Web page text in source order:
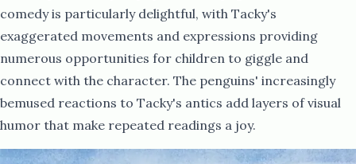
comedy is particularly delightful, with Tacky's
exaggerated movements and expressions providing
numerous opportunities for children to giggle and
connect with the character. The penguins' increasingly
bemused reactions to Tacky's antics add layers of visual
humor that make repeated readings a joy.​​​​‌ ‍ ​‍​‍‌‍ ‌ ​‍‌‍‍‌‌‍‌ ‌‍‍‌‌‍ ‍​‍​‍​ ‍‍​‍​‍‌ ​ ‌‍​‌‌‍ ‍‌‍‍‌‌ ‌​‌ ‍‌​‍ ‍‌‍‍‌‌‍ ​‍​‍​‍ ​​‍​‍‌‍‍​‌ ​‍‌‍‌‌‌‍‌‍​‍​‍​ ‍‍​‍​‍‌‍‍​‌ ‌​‌ ‌​‌ ​​‌ ​ ​ ‍‍​‍ ​‍ ‌ ​​‌‍‍‌‌‍​ ‌ ‌​‌ ‌‌‌ ​‍‌‍‌‌‌‍​‍‌‍ ‌‍ ‌‍‍ ‌ ​‍‌‍‌‌‌ ‌‍‌‍‍‌‌‍‌‌‌ ‌ ​‍ ‍‌ ​ ‌‍​‌‌‍ ‍‌‍‍‌‌ ‌​‌ ‍‌​‍ ‍‌ ​ ‌ ‌​‌ ‌‌‌‍‌​‌‍‍‌‌‍ ​‍ ‌‍‍‌‌‍ ‍‌ ‌​‌‍‌‌‌‍ ‍‌ ‌​​‍ ‌‍‌‌‌‍‌​‌‍‍‌‌ ‌​​‍ ‌‍ ‌‌‍ ‌‍‌​‌‍‌‌​ ‌‌ ​​‌ ​‍‌‍‌‌‌ ​ ‌‍‌‌‌‍ ‍‌ ‌​‌‍​‌‌ ‌​‌‍‍‌‌‍ ‌‍ ‍​ ‍ ‌‍‍‌‌‍‌​​ ‌‌‍ ‌‌​ ‌ ‌‍​ ‍‌​ ​‍‌ ​ ‌​ ​‌‌‍‌‌ ​​‌ ​ ‌‌‌ ‌‍‌‍​ ‌‌‌ ​‍​ ‌‍‌‌‌​‌​‍ ‌ ‍​‌ ​ ‌ ​‍‌ ‍​‌​‍‍​ ‍ ‌ ‌​‌ ‍‌‌ ​​‌‍‌‌​ ‌‌ ​‍‌‍‌‌‌ ‌‍‌‍‍‌‌‍‌‌‌ ‌ ​ ‍ ‌ ​​‌‍​‌‌ ‌​‌‍‍​​ ‌‌‍​‍‌‍ ‌‍‌​‌ ‍‌​‍‌‌​ ‌‌‌​​‍‌‌ ‌‍‍ ‌‍‌‌‌ ‍‌​‍‌‌​ ​ ‌​‌​​‍‌‌​ ​ ‌​‌​​‍‌‌​ ​‍​ ​‍‌‍​‍‌‍ ​‌‍ ‌‍​ ‌‍‍ ​ ​ ​‍‌‌​ ​‍​ ​‍​‍‌‌​ ‌‌‌​‌​​‍ ‍‌‍​ ‌‍‍​‌‍‍‌‌‍ ​‌‍‌​‌ ​‍‌‍‌‌‌‍ ‍​‍‌‌​ ‌‌‌​​‍‌‌ ‌‍‍ ‌‍‌‌‌ ‍‌​‍‌‌​ ​ ‌​‌​​‍‌‌​ ​ ‌​‌​​‍‌‌​ ​‍​ ​‍‌ ​ ‌ ​​‌‍​‌‌‍ ‍​ ​​​‍‌‌​ ​‍​ ​‍​‍‌‌​ ‌‌‌​‌​​‍ ‍‌ ‌​‌‍‌‌‌ ‍​‌ ‌​​ ‌‍​‍‌‍​‌‌ ​ ‌‍‌‌‌‌‌‌‌ ​‍‌‍ ​​ ‌‌‍‍​‌ ‌​‌ ‌​‌ ​​‌ ​ ​‍‌‌​ ​ ‌​​‌​‍‌‌​ ​‍‌​‌‍​‍‌‌​ ​‍‌​‌‍‌ ​​‌‍‍‌‌‍​ ‌ ‌​‌ ‌‌‌ ​‍‌‍‌‌‌‍​‍‌‍ ‌‍ ‌‍‍ ‌ ​‍‌‍‌‌‌ ‌‍‌‍‍‌‌‍‌‌‌ ‌ ​‍ ‍‌ ​ ‌‍​‌‌‍ ‍‌‍‍‌‌ ‌​‌ ‍‌​‍ ‍‌ ​ ‌ ‌​‌ ‌‌‌‍‌​‌‍‍‌‌‍ ​‍‌‍‌‍‍‌‌‍‌​​ ‌‌‍ ‌‌​ ‌ ‌‍​ ‍‌​ ​‍‌ ​ ‌​ ​‌‌‍‌‌ ​​‌ ​ ‌‌‌ ‌‍‌‍​ ‌‌‌ ​‍​ ‌‍‌‌‌​‌​‍ ‌ ‍​‌ ​ ‌ ​‍‌ ‍​‌​‍‍​‍‌‍‌ ‌​‌ ‍‌‌ ​​‌‍‌‌​ ‌‌ ​‍‌‍‌‌‌ ‌‍‌‍‍‌‌‍‌‌‌ ‌ ​‍‌‍‌ ​​‌‍​‌‌ ‌​‌‍‍​​ ‌‌‍​‍‌‍ ‌‍‌​‌ ‍‌​‍‌‌​ ‌‌‌​​‍‌‌ ‌‍‍ ‌‍‌‌‌ ‍‌​‍‌‌​ ​ ‌​‌​​‍‌‌​ ​ ‌​‌​​‍‌‌​ ​‍​ ​‍‌‍​‍‌‍ ​‌‍ ‌‍​ ‌‍‍ ​ ​ ​‍‌‌​ ​‍​ ​‍​‍‌‌​ ‌‌‌​‌​​‍ ‍‌‍​ ‌‍‍​‌‍‍‌‌‍ ​‌‍‌​‌ ​‍‌‍‌‌‌‍ ‍​‍‌‌​ ‌‌‌​​‍‌‌ ‌‍‍ ‌‍‌‌‌ ‍‌​‍‌‌​ ​ ‌​‌​​‍‌‌​ ​ ‌​‌​​‍‌‌​ ​‍​ ​‍‌ ​ ‌ ​​‌‍​‌‌‍ ‍​ ​​​‍‌‌​ ​‍​ ​‍​‍‌‌​ ‌‌‌​‌​​‍ ‍‌ ‌​‌‍‌‌‌ ‍​‌ ‌​​‍‌‍‌ ​​‌‍‌‌‌ ​‍‌ ​ ‌ ​​‌‍‌‌‌‍​ ‌ ‌​‌‍‍‌‌ ‌‍‌‍‌‌​ ‌‌ ​​‌ ‌‌‌‍​‍‌‍ ​‌‍‍‌‌ ​ ‌‍‍​‌‍‌‌‌‍‌​​‍​‍‌ ‌